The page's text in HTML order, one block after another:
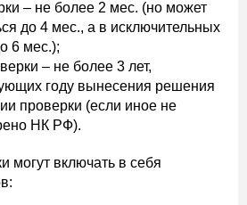
– не более 2 мес. (но может
до 4 мес., а в исключительных
6 мес.);
– не более 3 лет,
году вынесения решения
проверки (если иное не
НК РФ).
могут включать в себя